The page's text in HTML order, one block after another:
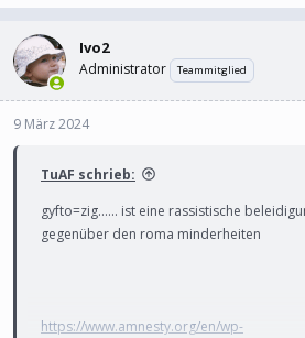
Ivo2
Administrator Teammitglied
9 März 2024
TuAF schrieb:
gyfto=zig...... ist eine rassistische
gegenüber den roma minderheiten
https://www.amnesty.org/en/wp-